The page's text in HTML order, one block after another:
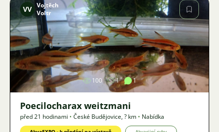
Obrázek
VV Vojtěch
Voltr
100 1 1
Poecilocharax weitzmani
před 21 hodinami • České Budějovice,? km • Nabídka